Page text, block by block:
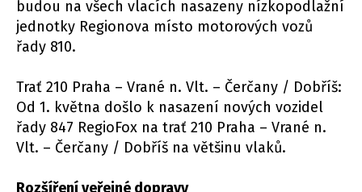
budou na všech vlacích nasazeny nízkopodlažní
jednotky Regionova místo motorových vozů
řady 810.
Trať 210 Praha – Vrané n. Vlt. – Čerčany / Dobříš:
Od 1. května došlo k nasazení nových vozidel
řady 847 RegioFox na trať 210 Praha – Vrané n.
Vlt. – Čerčany / Dobříš na většinu vlaků.
Rozšíření veřejné dopravy